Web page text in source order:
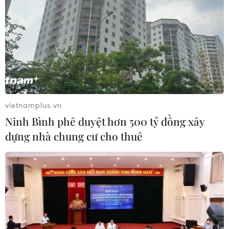
Theo dõi VietnamPlus
TIN LIÊN QUAN
vietnamplus.vn
Ninh Bình phê duyệt hơn 500 tỷ đồng xây
dựng nhà chung cư cho thuê